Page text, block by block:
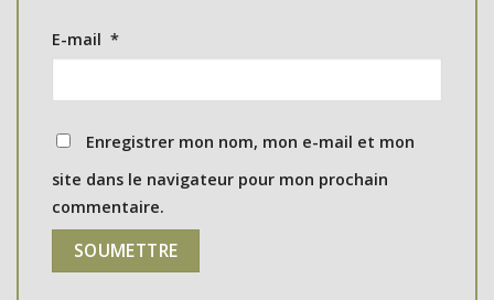
E-mail *
Enregistrer mon nom, mon e-mail et mon
site dans le navigateur pour mon prochain
commentaire.